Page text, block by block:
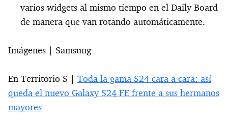
varios widgets al mismo tiempo en el Daily Board
de manera que van rotando automáticamente.
Imágenes | Samsung
En Territorio S | Toda la gama S24 cara a cara: así
queda el nuevo Galaxy S24 FE frente a sus hermanos
mayores